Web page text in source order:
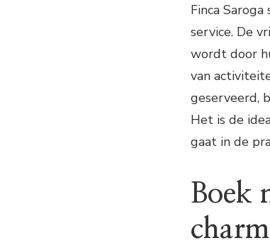
Finca
service. De
wordt door
van
geserveerd,
Het is de
gaat in de
Boek